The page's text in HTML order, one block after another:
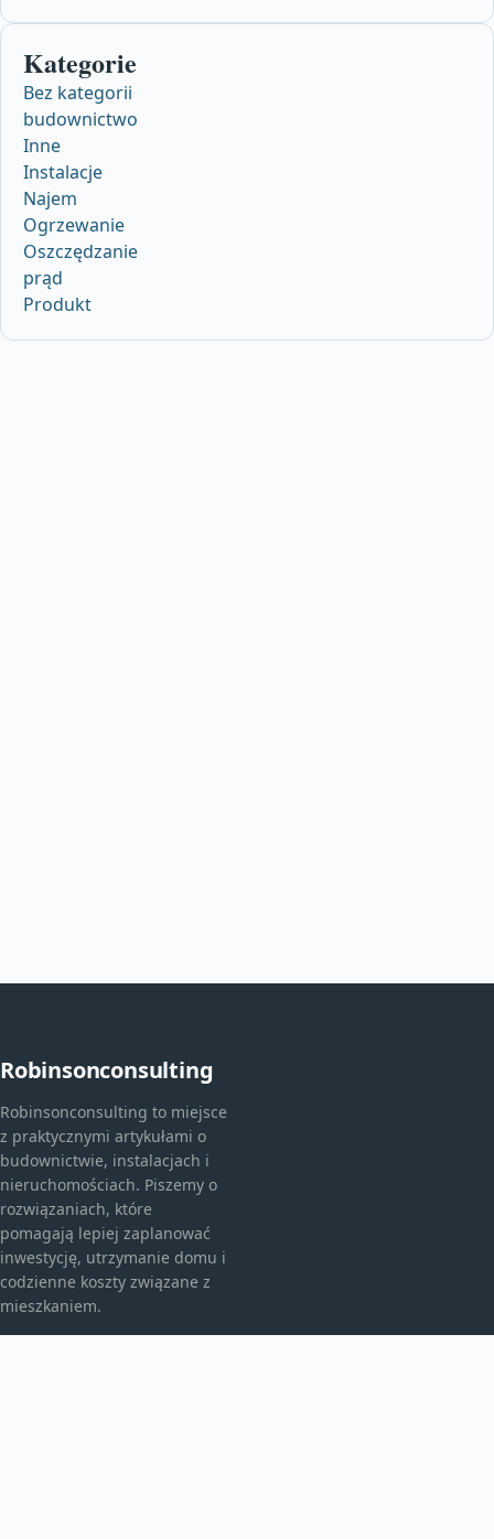
Kategorie
Bez kategorii
budownictwo
Inne
Instalacje
Najem
Ogrzewanie
Oszczędzanie
prąd
Produkt
Robinsonconsulting
Robinsonconsulting to miejsce
z praktycznymi artykułami o
budownictwie, instalacjach i
nieruchomościach. Piszemy o
rozwiązaniach, które
pomagają lepiej zaplanować
inwestycję, utrzymanie domu i
codzienne koszty związane z
mieszkaniem.